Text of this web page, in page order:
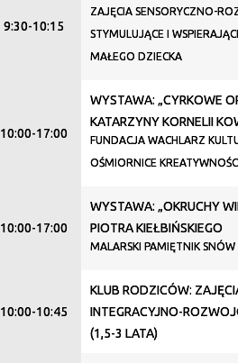
9:30-10:15
ZAJĘCIA SENSORYCZNO-
STYMULUJĄCE I
MAŁEGO DZIECKA
10:00-17:00
WYSTAWA: „CYRKOWE
KATARZYNY KORNELII
FUNDACJA WACHLARZ
OŚMIORNICE KREATYWNOŚCI
10:00-17:00
WYSTAWA: „OKRUCHY
PIOTRA KIEŁBIŃSKIEGO
MALARSKI PAMIĘTNIK SNÓW
10:00-10:45
KLUB RODZICÓW: ZAJĘCIA
INTEGRACYJNO-
(1,5-3 LATA)